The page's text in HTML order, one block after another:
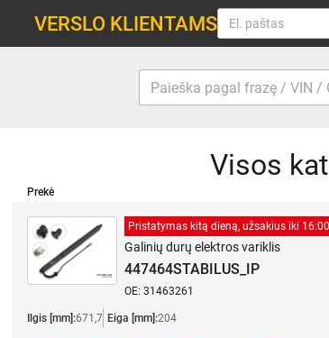
VERSLO KLIENTAMS
Visos
Prekė
Pristatymas kitą dieną, užsakius iki
Galinių durų elektros variklis
447464STABILUS_IP
OE: 31463261
Ilgis [mm]:671,7 Eiga [mm]:204